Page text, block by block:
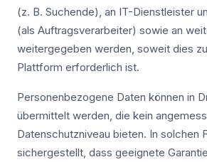
(z. B. Suchende), an IT-Dienstleister
(als Auftragsverarbeiter) sowie an
weitergegeben werden, soweit dies
Plattform erforderlich ist.
Personenbezogene Daten können in
übermittelt werden, die kein
Datenschutzniveau bieten. In solchen
sichergestellt, dass geeignete